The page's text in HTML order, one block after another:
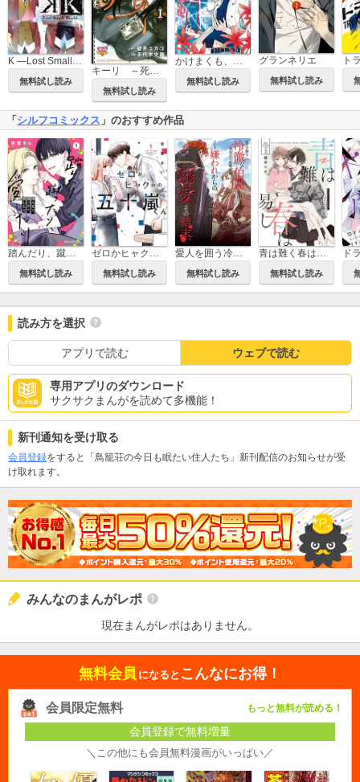
無料試し読み
キーリ ～死者たちは荒野に眠る～
無料試し読み
無料試し読み
グランネリエ
無料試し読み
ト
「 シルフコミックス 」のおすすめ作品
無料試し読み 無料試し読み 無料試し読み 無料試し読み
読み方を選択
アプリで読む ウェブで読む
専用アプリのダウンロード
サクサクまんがを読めて多機能！
新刊通知を受け取る
会員登録をすると「鳥籠荘の今日も眠たい住人たち」新刊配信のお知らせが受
け取れます。
みんなのまんがレポ
現在まんがレポはありません。
無料会員 になると こんなにお得！
会員限定無料 もっと無料が読める！
会員登録で無料増量
＼この他にも会員無料漫画がいっぱい／